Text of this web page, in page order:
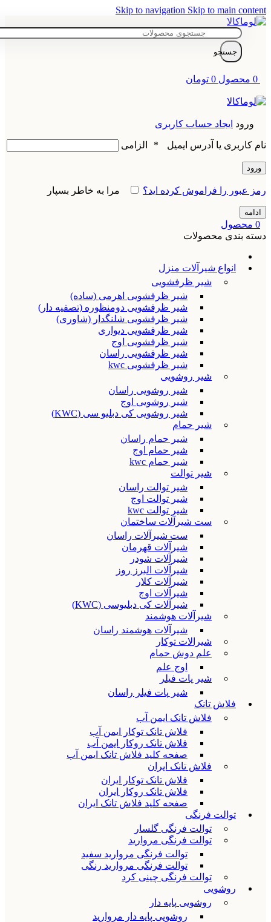
Skip to navigation Skip to main content
جستجو
0 محصول 0 تومان
ورود ایجاد حساب کاربری
نام کاربری یا آدرس ایمیل * الزامی
ورود
رمز عبور را فراموش کرده اید؟ مرا به خاطر بسپار
ادامه
0 محصول
دسته بندی محصولات
انواع شیرآلات منزل
شیر ظرفشویی
شیر ظرفشویی اهرمی (ساده)
شیر ظرفشویی دومنظوره (تصفیه دار)
شیر ظرفشویی شلنگدار (شاوری)
شیر ظرفشویی دیواری
شیر ظرفشویی اوج
شیر ظرفشویی راسان
شیر ظرفشویی kwc
شیر روشویی
شیر روشویی راسان
شیر روشویی اوج
شیر روشویی کی دبلیو سی (KWC)
شیر حمام
شیر حمام راسان
شیر حمام اوج
شیر حمام kwc
شیر توالت
شیر توالت راسان
شیر توالت اوج
شیر توالت kwc
ست شیرآلات ساختمان
ست شیرآلات راسان
شیرآلات قهرمان
شیرآلات شودر
شیرآلات البرز روز
شیرآلات کلار
شیرآلات اوج
شیرآلات کی دبلیوسی (KWC)
شیرآلات هوشمند
شیرآلات هوشمند راسان
شیرالات توکار
علم دوش حمام
اوج علم
شیر پات فیلر
شیر پات فیلر راسان
فلاش تانک
فلاش تانک ایمن آب
فلاش تانک توکار ایمن آب
فلاش تانک روکار ایمن آب
صفحه کلید فلاش تانک ایمن آب
فلاش تانک ایران
فلاش تانک توکار ایران
فلاش تانک روکار ایران
صفحه کلید فلاش تانک ایران
توالت فرنگی
توالت فرنگی گلسار
توالت فرنگی مروارید
توالت فرنگی مروارید سفید
توالت فرنگی مروارید رنگی
توالت فرنگی چینی کرد
روشویی
روشویی پایه دار
روشویی پایه دار مروارید